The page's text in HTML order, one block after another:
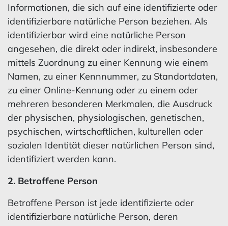
Informationen, die sich auf eine identifizierte oder
identifizierbare natürliche Person beziehen. Als
identifizierbar wird eine natürliche Person
angesehen, die direkt oder indirekt, insbesondere
mittels Zuordnung zu einer Kennung wie einem
Namen, zu einer Kennnummer, zu Standortdaten,
zu einer Online-Kennung oder zu einem oder
mehreren besonderen Merkmalen, die Ausdruck
der physischen, physiologischen, genetischen,
psychischen, wirtschaftlichen, kulturellen oder
sozialen Identität dieser natürlichen Person sind,
identifiziert werden kann.
2. Betroffene Person
Betroffene Person ist jede identifizierte oder
identifizierbare natürliche Person, deren